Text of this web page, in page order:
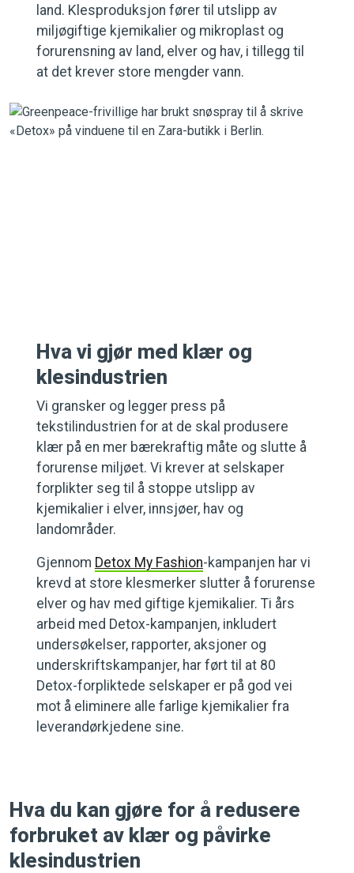
land. Klesproduksjon fører til utslipp av
miljøgiftige kjemikalier og mikroplast og
forurensning av land, elver og hav, i tillegg til
at det krever store mengder vann.
Hva vi gjør med klær og
klesindustrien
Vi gransker og legger press på
tekstilindustrien for at de skal produsere
klær på en mer bærekraftig måte og slutte å
forurense miljøet. Vi krever at selskaper
forplikter seg til å stoppe utslipp av
kjemikalier i elver, innsjøer, hav og
landområder.
Gjennom Detox My Fashion-kampanjen har vi
krevd at store klesmerker slutter å forurense
elver og hav med giftige kjemikalier. Ti års
arbeid med Detox-kampanjen, inkludert
undersøkelser, rapporter, aksjoner og
underskriftskampanjer, har ført til at 80
Detox-forpliktede selskaper er på god vei
mot å eliminere alle farlige kjemikalier fra
leverandørkjedene sine.
Hva du kan gjøre for å redusere
forbruket av klær og påvirke
klesindustrien